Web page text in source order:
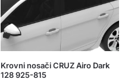
Krovni nosači CRUZ Airo Dark
128 925-815